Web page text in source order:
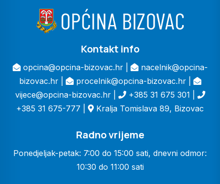
Kontakt info
opcina@opcina-bizovac.hr |
nacelnik@opcina-
bizovac.hr |
procelnik@opcina-bizovac.hr |
vijece@opcina-bizovac.hr |
+385 31 675 301 |
+385 31 675-777 |
Kralja Tomislava 89, Bizovac
Radno vrijeme
Ponedjeljak-petak: 7:00 do 15:00 sati, dnevni odmor:
10:30 do 11:00 sati